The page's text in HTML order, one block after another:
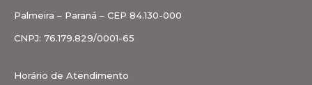
Palmeira – Paraná – CEP 84.130-000
CNPJ: 76.179.829/0001-65
Horário de Atendimento